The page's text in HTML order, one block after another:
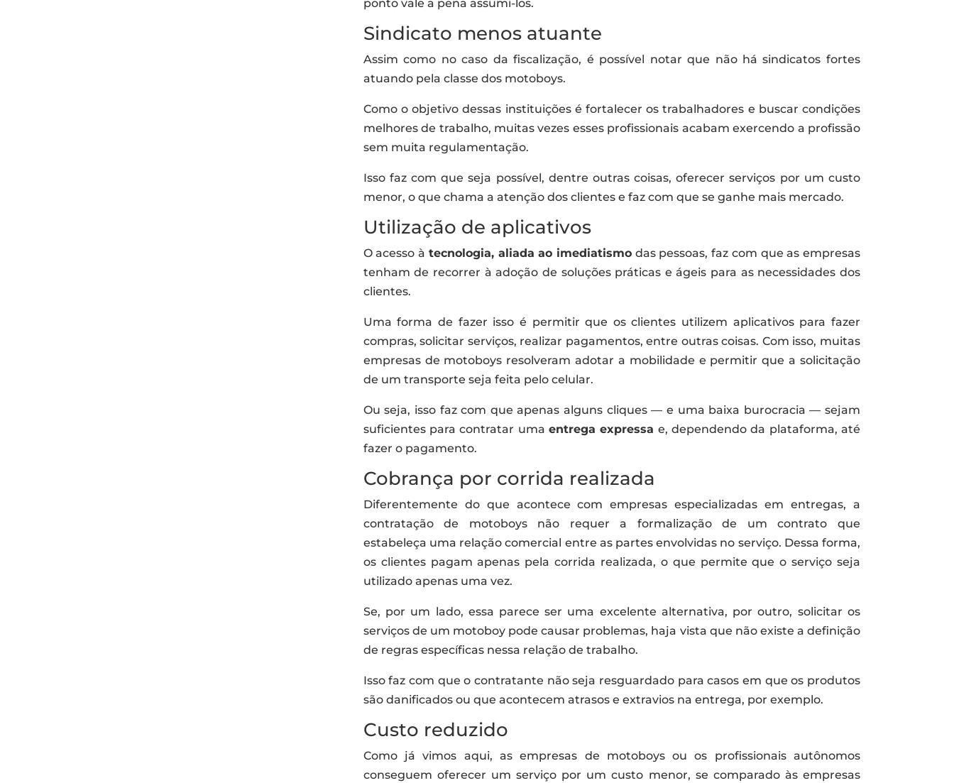
ponto vale a pena assumi-los.
Sindicato menos atuante
Assim como no caso da fiscalização, é possível notar que não há sindicatos fortes
atuando pela classe dos motoboys.
Como o objetivo dessas instituições é fortalecer os trabalhadores e buscar condições
melhores de trabalho, muitas vezes esses profissionais acabam exercendo a profissão
sem muita regulamentação.
Isso faz com que seja possível, dentre outras coisas, oferecer serviços por um custo
menor, o que chama a atenção dos clientes e faz com que se ganhe mais mercado.
Utilização de aplicativos
O acesso à tecnologia, aliada ao imediatismo das pessoas, faz com que as empresas
tenham de recorrer à adoção de soluções práticas e ágeis para as necessidades dos
clientes.
Uma forma de fazer isso é permitir que os clientes utilizem aplicativos para fazer
compras, solicitar serviços, realizar pagamentos, entre outras coisas. Com isso, muitas
empresas de motoboys resolveram adotar a mobilidade e permitir que a solicitação
de um transporte seja feita pelo celular.
Ou seja, isso faz com que apenas alguns cliques — e uma baixa burocracia — sejam
suficientes para contratar umaentrega expressa e, dependendo da plataforma, até
fazer o pagamento.
Cobrança por corrida realizada
Diferentemente do que acontece com empresas especializadas em entregas, a
contratação de motoboys não requer a formalização de um contrato que
estabeleça uma relação comercial entre as partes envolvidas no serviço. Dessa forma,
os clientes pagam apenas pela corrida realizada, o que permite que o serviço seja
utilizado apenas uma vez.
Se, por um lado, essa parece ser uma excelente alternativa, por outro, solicitar os
serviços de um motoboy pode causar problemas, haja vista que não existe a definição
de regras específicas nessa relação de trabalho.
Isso faz com que o contratante não seja resguardado para casos em que os produtos
são danificados ou que acontecem atrasos e extravios na entrega, por exemplo.
Custo reduzido
Como já vimos aqui, as empresas de motoboys ou os profissionais autônomos
conseguem oferecer um serviço por um custo menor, se comparado às empresas